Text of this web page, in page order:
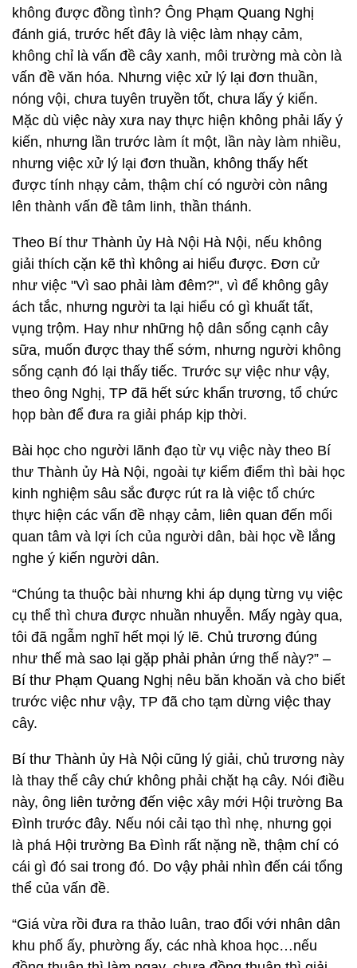
không được đồng tình? Ông Phạm Quang Nghị
đánh giá, trước hết đây là việc làm nhạy cảm,
không chỉ là vấn đề cây xanh, môi trường mà còn là
vấn đề văn hóa. Nhưng việc xử lý lại đơn thuần,
nóng vội, chưa tuyên truyền tốt, chưa lấy ý kiến.
Mặc dù việc này xưa nay thực hiện không phải lấy ý
kiến, nhưng lần trước làm ít một, lần này làm nhiều,
nhưng việc xử lý lại đơn thuần, không thấy hết
được tính nhạy cảm, thậm chí có người còn nâng
lên thành vấn đề tâm linh, thần thánh.
Theo Bí thư Thành ủy Hà Nội Hà Nội, nếu không
giải thích cặn kẽ thì không ai hiểu được. Đơn cử
như việc "Vì sao phải làm đêm?", vì để không gây
ách tắc, nhưng người ta lại hiểu có gì khuất tất,
vụng trộm. Hay như những hộ dân sống cạnh cây
sữa, muốn được thay thế sớm, nhưng người không
sống cạnh đó lại thấy tiếc. Trước sự việc như vậy,
theo ông Nghị, TP đã hết sức khẩn trương, tổ chức
họp bàn để đưa ra giải pháp kịp thời.
Bài học cho người lãnh đạo từ vụ việc này theo Bí
thư Thành ủy Hà Nội, ngoài tự kiểm điểm thì bài học
kinh nghiệm sâu sắc được rút ra là việc tổ chức
thực hiện các vấn đề nhạy cảm, liên quan đến mối
quan tâm và lợi ích của người dân, bài học về lắng
nghe ý kiến người dân.
“Chúng ta thuộc bài nhưng khi áp dụng từng vụ việc
cụ thể thì chưa được nhuần nhuyễn. Mấy ngày qua,
tôi đã ngẫm nghĩ hết mọi lý lẽ. Chủ trương đúng
như thế mà sao lại gặp phải phản ứng thế này?” –
Bí thư Phạm Quang Nghị nêu băn khoăn và cho biết
trước việc như vậy, TP đã cho tạm dừng việc thay
cây.
Bí thư Thành ủy Hà Nội cũng lý giải, chủ trương này
là thay thế cây chứ không phải chặt hạ cây. Nói điều
này, ông liên tưởng đến việc xây mới Hội trường Ba
Đình trước đây. Nếu nói cải tạo thì nhẹ, nhưng gọi
là phá Hội trường Ba Đình rất nặng nề, thậm chí có
cái gì đó sai trong đó. Do vậy phải nhìn đến cái tổng
thể của vấn đề.
“Giá vừa rồi đưa ra thảo luân, trao đổi với nhân dân
khu phố ấy, phường ấy, các nhà khoa học…nếu